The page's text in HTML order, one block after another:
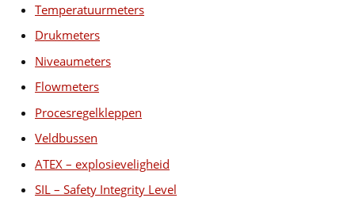
Temperatuurmeters
Drukmeters
Niveaumeters
Flowmeters
Procesregelkleppen
Veldbussen
ATEX – explosieveligheid
SIL – Safety Integrity Level